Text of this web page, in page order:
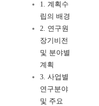
1. 계획수
립의 배경
2. 연구원
장기비전
및 분야별
계획
3. 사업별
연구분야
및 주요